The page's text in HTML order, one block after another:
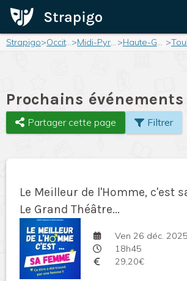
Strapigo> Occitanie> Midi-Pyrénées > Haute-Garonne >
Prochains événements
Partager cette page Filtrer
Le Meilleur de l'Homme, c'est
Le Grand Théâtre...
Ven 26 déc. 2025
18h45
29,20€